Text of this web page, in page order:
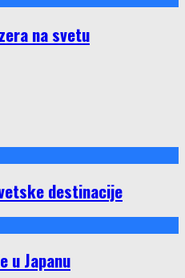
na svetu
destinacije
u Japanu